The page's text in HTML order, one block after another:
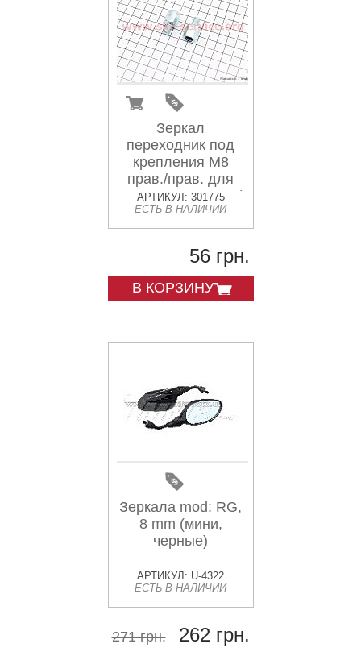
Зеркал
переходник под
крепления М8
прав./прав. для
зеркал М10 прав./
прав. к-кт 2шт
АРТИКУЛ: 301775
ЕСТЬ В НАЛИЧИИ
56 грн.
В КОРЗИНУ
Зеркала mod: RG,
8 mm (мини,
черные)
АРТИКУЛ: U-4322
ЕСТЬ В НАЛИЧИИ
271 грн. 262 грн.